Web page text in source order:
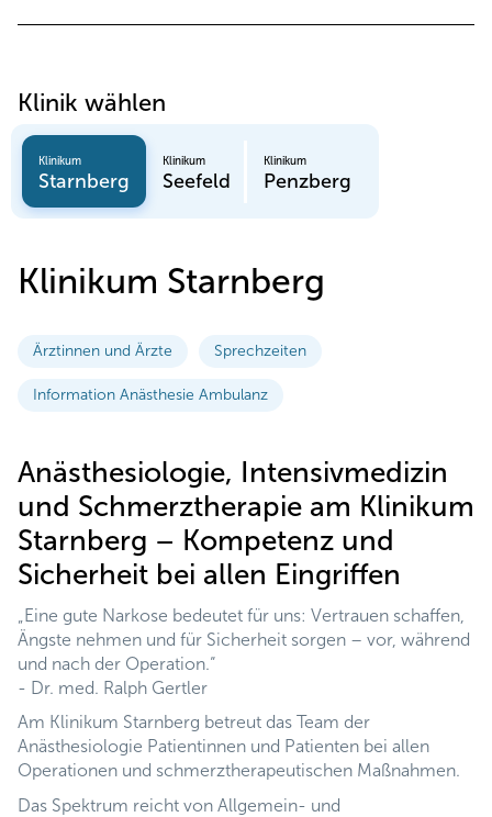
Klinik wählen
Klinikum
Starnberg
Klinikum
Seefeld
Klinikum
Penzberg
Klinikum Starnberg
Ärztinnen und Ärzte Sprechzeiten
Information Anästhesie Ambulanz
Anästhesiologie, Intensivmedizin
und Schmerztherapie am Klinikum
Starnberg – Kompetenz und
Sicherheit bei allen Eingriffen
„Eine gute Narkose bedeutet für uns: Vertrauen schaffen,
Ängste nehmen und für Sicherheit sorgen – vor, während
und nach der Operation.“
- Dr. med. Ralph Gertler
Am Klinikum Starnberg betreut das Team der
Anästhesiologie Patientinnen und Patienten bei allen
Operationen und schmerztherapeutischen Maßnahmen.
Das Spektrum reicht von Allgemein- und